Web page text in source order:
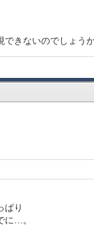
きないのでしょう
ぱり
に…。